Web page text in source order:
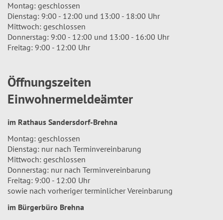
Montag: geschlossen
Dienstag: 9:00 - 12:00 und 13:00 - 18:00 Uhr
Mittwoch: geschlossen
Donnerstag: 9:00 - 12:00 und 13:00 - 16:00 Uhr
Freitag: 9:00 - 12:00 Uhr
Öffnungszeiten
Einwohnermeldeämter
im Rathaus Sandersdorf-Brehna
Montag: geschlossen
Dienstag: nur nach Terminvereinbarung
Mittwoch: geschlossen
Donnerstag: nur nach Terminvereinbarung
Freitag: 9:00 - 12:00 Uhr
sowie nach vorheriger terminlicher Vereinbarung
im Bürgerbüro Brehna